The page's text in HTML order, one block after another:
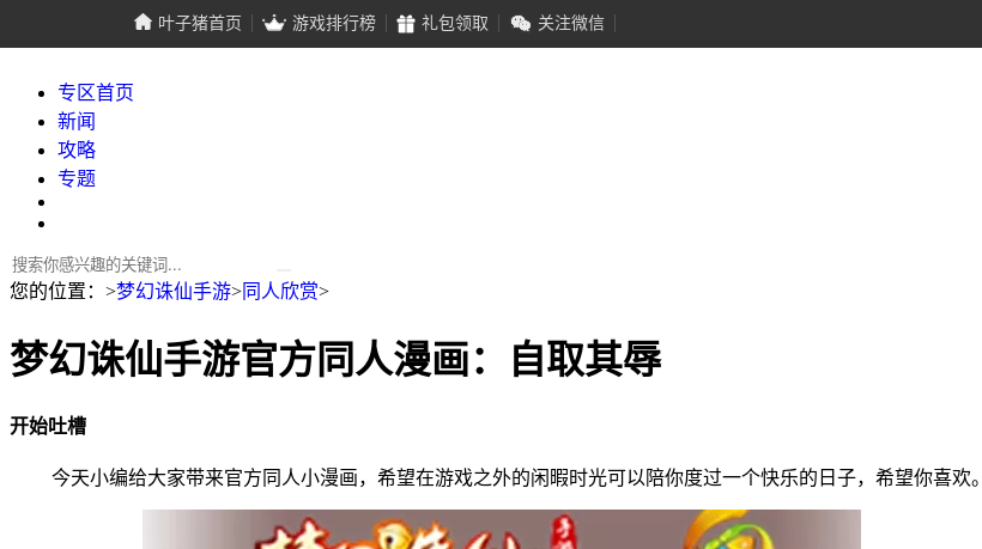
叶子猪首页 游戏排行榜 礼包领取 关注微信
专区首页
新闻
攻略
专题
您的位置： >梦幻诛仙手游>同人欣赏>
梦幻诛仙手游官方同人漫画：自取其辱
开始吐槽
今天小编给大家带来官方同人小漫画，希望在游戏之外的闲暇时光可以陪你度过一个快乐的日子，希望你喜欢。